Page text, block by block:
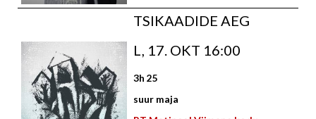
TSIKAADIDE AEG
L, 17. OKT 16:00
3h 25
suur maja